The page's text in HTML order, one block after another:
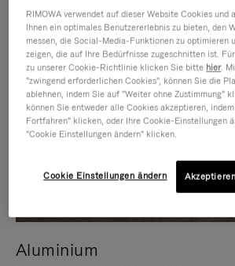
Aluminium
RIMOWA verwendet auf dieser Website Cookies und
Ihnen ein optimales Benutzererlebnis zu bieten, den
messen, die Social-Media-Funktionen zu optimieren
zeigen, die auf Ihre Bedürfnisse zugeschnitten ist.
zu unserer Cookie-Richtlinie klicken Sie bitte hier.
"zwingend erforderlichen Cookies", können Sie die
ablehnen, indem Sie auf "Weiter ohne Zustimmung"
können Sie entweder alle Cookies akzeptieren,
Fortfahren" klicken, oder Ihre Cookie-Einstellungen
"Cookie Einstellungen ändern" klicken.
Cookie Einstellungen ändern